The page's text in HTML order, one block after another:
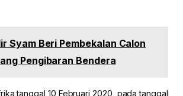
Syam Beri Pembekalan Calon
Pengibaran Bendera
tanggal 10 Februari 2020, pada tanggal